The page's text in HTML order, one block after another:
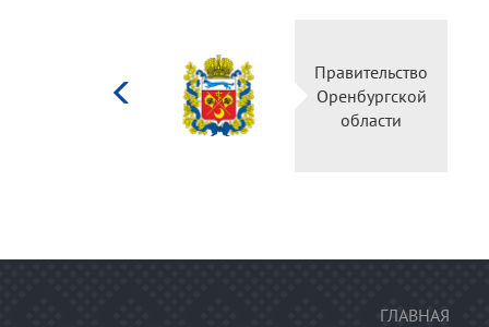
Министерство
культуры
Российской
федерации
ГЛАВНАЯ